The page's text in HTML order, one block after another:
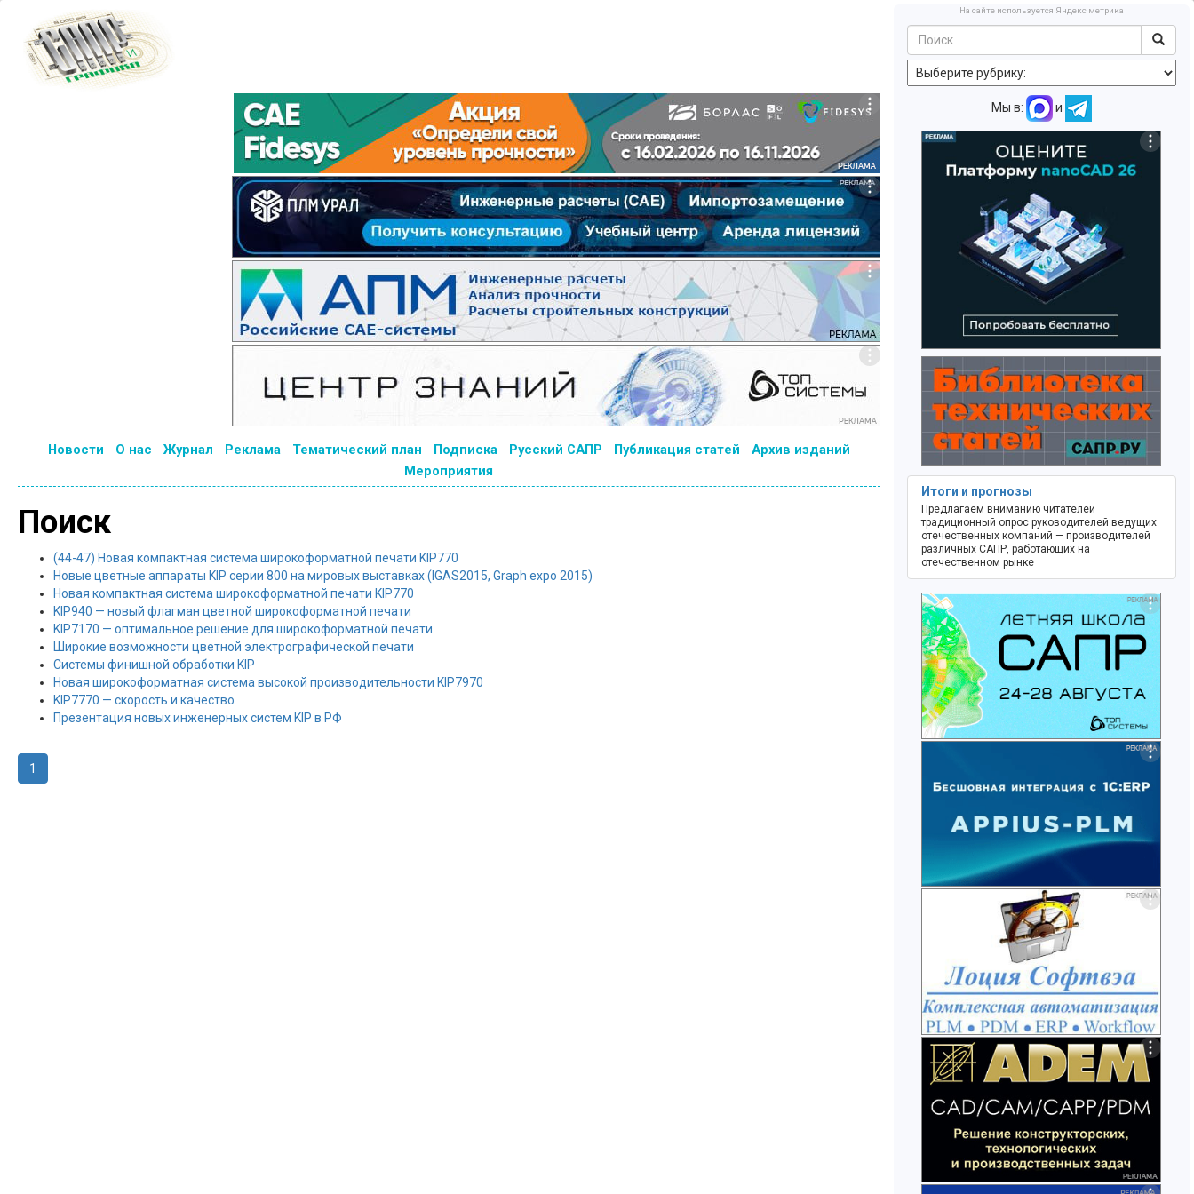
Новости О нас Журнал Реклама Тематический план Подписка Русский САПР Публикация статей
Архив изданий
Мероприятия
Поиск
(44-47) Новая компактная система широкоформатной печати KIP770
Новые цветные аппараты KIP серии 800 на мировых выставках (IGAS2015, Graph expo 2015)
Новая компактная система широкоформатной печати KIP770
KIP940 — новый флагман цветной широкоформатной печати
KIP7170 — оптимальное решение для широкоформатной печати
Широкие возможности цветной электрографической печати
Системы финишной обработки KIP
Новая широкоформатная система высокой производительности KIP7970
KIP7770 — cкорость и качество
Презентация новых инженерных систем KIP в РФ
1
На сайте используется Яндекс метрика
Мы в: и
Итоги и прогнозы
Предлагаем вниманию читателей
традиционный опрос руководителей ведущих
отечественных компаний — производителей
различных САПР, работающих на
отечественном рынке